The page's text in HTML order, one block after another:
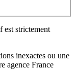
est strictement
inexactes ou une
agence France